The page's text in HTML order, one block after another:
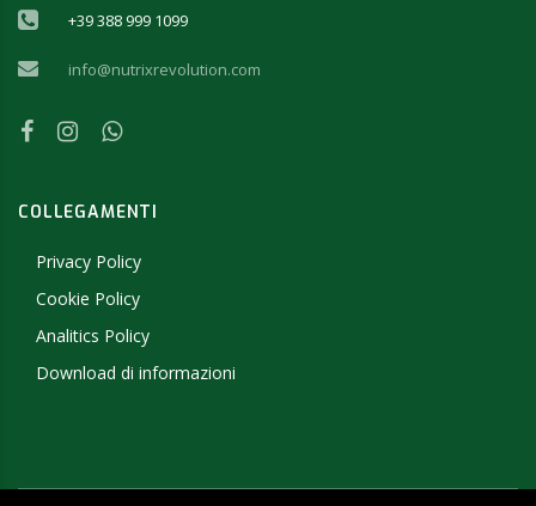
+39 388 999 1099
info@nutrixrevolution.com
COLLEGAMENTI
Privacy Policy
Cookie Policy
Analitics Policy
Download di informazioni